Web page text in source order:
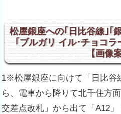
松屋銀座への｢日比谷線｣｢
｢ブルガリ イル･チョコラ
【画像
1※松屋銀座に向けて「日比谷
ら、電車から降りて北千住方
交差点改札」から出て「A12」